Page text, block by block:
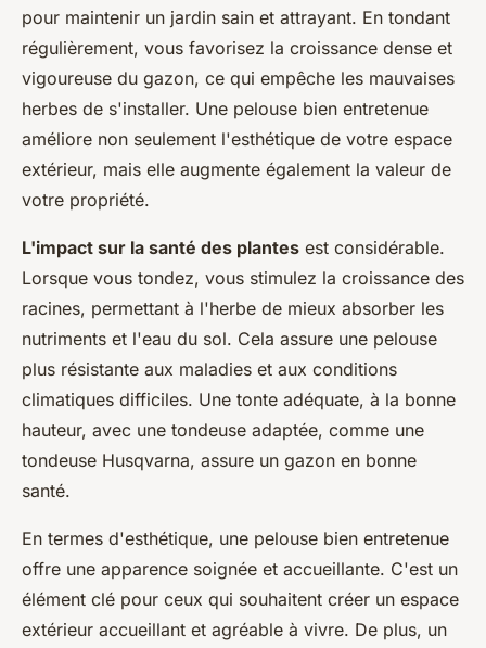
pour maintenir un jardin sain et attrayant. En tondant
régulièrement, vous favorisez la croissance dense et
vigoureuse du gazon, ce qui empêche les mauvaises
herbes de s'installer. Une pelouse bien entretenue
améliore non seulement l'esthétique de votre espace
extérieur, mais elle augmente également la valeur de
votre propriété.
L'impact sur la santé des plantes est considérable.
Lorsque vous tondez, vous stimulez la croissance des
racines, permettant à l'herbe de mieux absorber les
nutriments et l'eau du sol. Cela assure une pelouse
plus résistante aux maladies et aux conditions
climatiques difficiles. Une tonte adéquate, à la bonne
hauteur, avec une tondeuse adaptée, comme une
tondeuse Husqvarna, assure un gazon en bonne
santé.
En termes d'esthétique, une pelouse bien entretenue
offre une apparence soignée et accueillante. C'est un
élément clé pour ceux qui souhaitent créer un espace
extérieur accueillant et agréable à vivre. De plus, un